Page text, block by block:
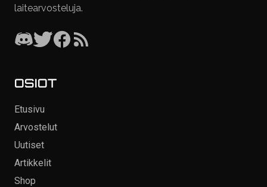
laitearvosteluja.
OSIOT
Etusivu
Arvostelut
Uutiset
Artikkelit
Shop